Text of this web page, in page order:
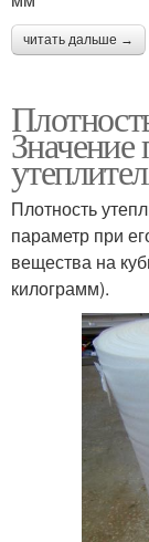
читать дальше →
Плотность
параметр при
вещества на
килограмм).